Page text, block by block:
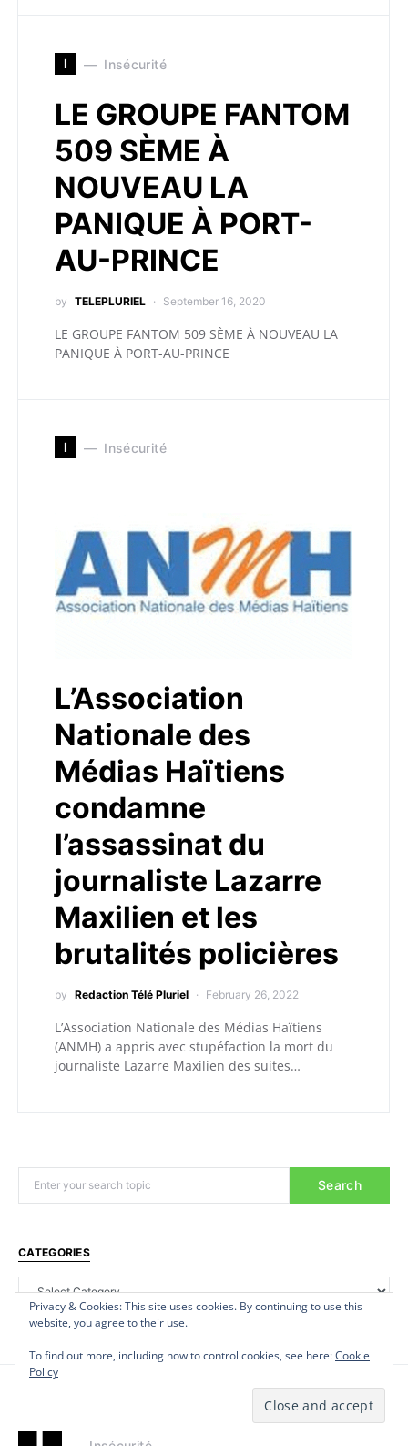
I Insécurité
LE GROUPE FANTOM
509 SÈME À
NOUVEAU LA
PANIQUE À PORT-
AU-PRINCE
by TELEPLURIEL September 16, 2020
LE GROUPE FANTOM 509 SÈME À NOUVEAU LA
PANIQUE À PORT-AU-PRINCE
I Insécurité
L’Association
Nationale des
Médias Haïtiens
condamne
l’assassinat du
journaliste Lazarre
Maxilien et les
brutalités policières
by Redaction Télé Pluriel February 26, 2022
L’Association Nationale des Médias Haïtiens
(ANMH) a appris avec stupéfaction la mort du
journaliste Lazarre Maxilien des suites…
Search
CATEGORIES
Privacy & Cookies: This site uses cookies. By continuing to use this
website, you agree to their use.
To find out more, including how to control cookies, see here:Cookie
Policy
Privacy & Cookies: This site uses cookies. By continuing to use this
website, you agree to their use.
To find out more, including how to control cookies, see here:Cookie
Policy
Privacy & Cookies: This site uses cookies. By continuing to use this
website, you agree to their use.
To find out more, including how to control cookies, see here:Cookie
Policy